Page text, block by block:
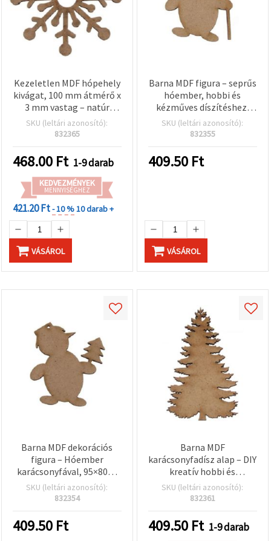
Kezeletlen MDF hópehely
kivágat, 100 mm átmérő x
3 mm vastag – natúr
barna, festhető díszalap
DIY festéshez,
dekupázshoz és
karácsonyi kreatív hobbi
projektekhez
SKU (leltári azonosító):
832365
468.00 Ft 1-9 darab
KEDVEZMÉNYEK
MENNYISÉGHEZ
421.20 Ft- 10 %10 darab +
VÁSÁROL
Barna MDF figura – seprűs
hóember, hobbi és
kézműves díszítéshez,
100×73×3 mm
SKU (leltári azonosító):
832355
409.50 Ft
VÁSÁROL
Barna MDF dekorációs
figura – Hóember
karácsonyfával, 95×80×3
mm
SKU (leltári azonosító):
832354
409.50 Ft
Barna MDF
karácsonyfadísz alap – DIY
kreatív hobbi és
kézműves projektekhez,
100x55x3 mm
SKU (leltári azonosító):
832361
409.50 Ft 1-9 darab